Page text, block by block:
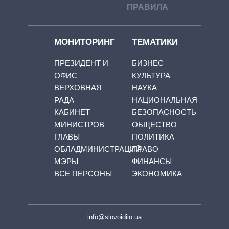
ПРАВИЛА
МОНИТОРИНГ
ПРЕЗИДЕНТ И
ОФИС
ВЕРХОВНАЯ
РАДА
КАБИНЕТ
МИНИСТРОВ
ГЛАВЫ
ОБЛАДМИНИСТРАЦИЙ
МЭРЫ
ВСЕ ПЕРСОНЫ
ТЕМАТИКИ
БИЗНЕС
КУЛЬТУРА
НАУКА
НАЦИОНАЛЬНАЯ
БЕЗОПАСНОСТЬ
ОБЩЕСТВО
ПОЛИТИКА
ПРАВО
ФИНАНСЫ
ЭКОНОМИКА
info@slovoidilo.ua